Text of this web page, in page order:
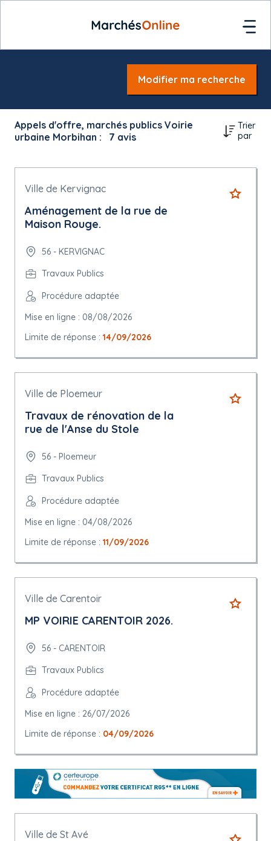
Modifier ma recherche
Appels d'offre, marchés publics Voirie
urbaine Morbihan :
7 avis
Trier
par
Ville de Kervignac
Aménagement de la rue de
Maison Rouge.
56 - KERVIGNAC
Travaux Publics
Procédure adaptée
Mise en ligne : 08/08/2026
Limite de réponse : 14/09/2026
Ville de Ploemeur
Travaux de rénovation de la
rue de l'Anse du Stole
56 - Ploemeur
Travaux Publics
Procédure adaptée
Mise en ligne : 04/08/2026
Limite de réponse : 11/09/2026
Ville de Carentoir
MP VOIRIE CARENTOIR 2026.
56 - CARENTOIR
Travaux Publics
Procédure adaptée
Mise en ligne : 26/07/2026
Limite de réponse : 04/09/2026
Ville de St Avé